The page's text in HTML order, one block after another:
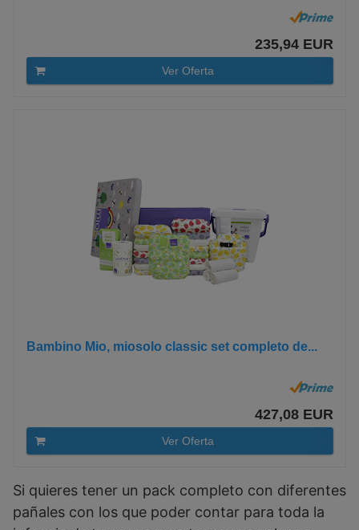
235,94 EUR
Ver Oferta
Bambino Mio, miosolo classic set completo de...
427,08 EUR
Ver Oferta
Si quieres tener un pack completo con diferentes
pañales con los que poder contar para toda la